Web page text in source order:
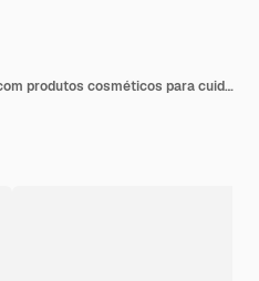
Retrato de mulher sênior com produtos cosméticos para cuidados com a pele